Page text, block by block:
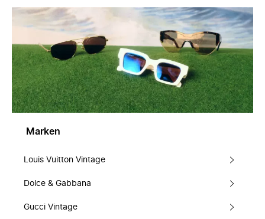
Marken
Louis Vuitton Vintage
Dolce & Gabbana
Gucci Vintage